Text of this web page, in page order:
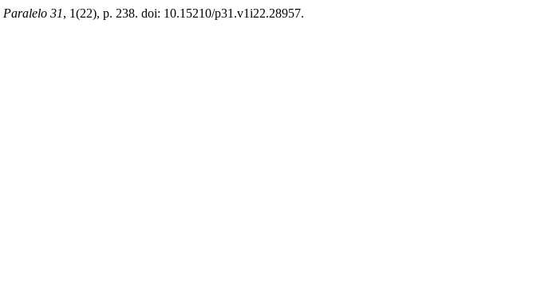
Paralelo 31, 1(22), p. 238. doi: 10.15210/p31.v1i22.28957.